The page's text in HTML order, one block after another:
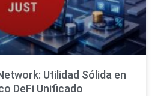
Utilidad Sólida en
DeFi Unificado